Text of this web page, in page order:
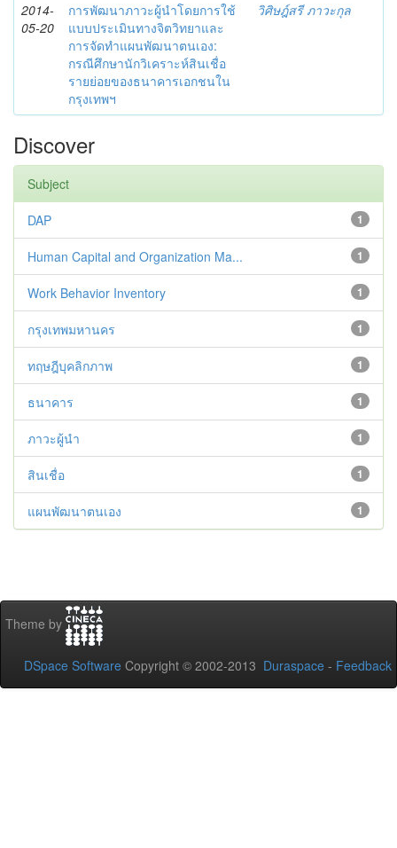
2014-
05-20
การพัฒนาภาวะผู้นำโดยการใช้
แบบประเมินทางจิตวิทยาและ
การจัดทำแผนพัฒนาตนเอง:
กรณีศึกษานักวิเคราะห์สินเชื่อ
รายย่อยของธนาคารเอกชนใน
กรุงเทพฯ
วิศิษฎ์สรี ภาวะกุล
Discover
Subject
1
DAP
1
Human Capital and Organization Ma...
1
Work Behavior Inventory
1
กรุงเทพมหานคร
1
ทฤษฎีบุคลิกภาพ
1
ธนาคาร
1
ภาวะผู้นำ
1
สินเชื่อ
1
แผนพัฒนาตนเอง
Theme by
DSpace Software Copyright © 2002-2013 Duraspace - Feedback